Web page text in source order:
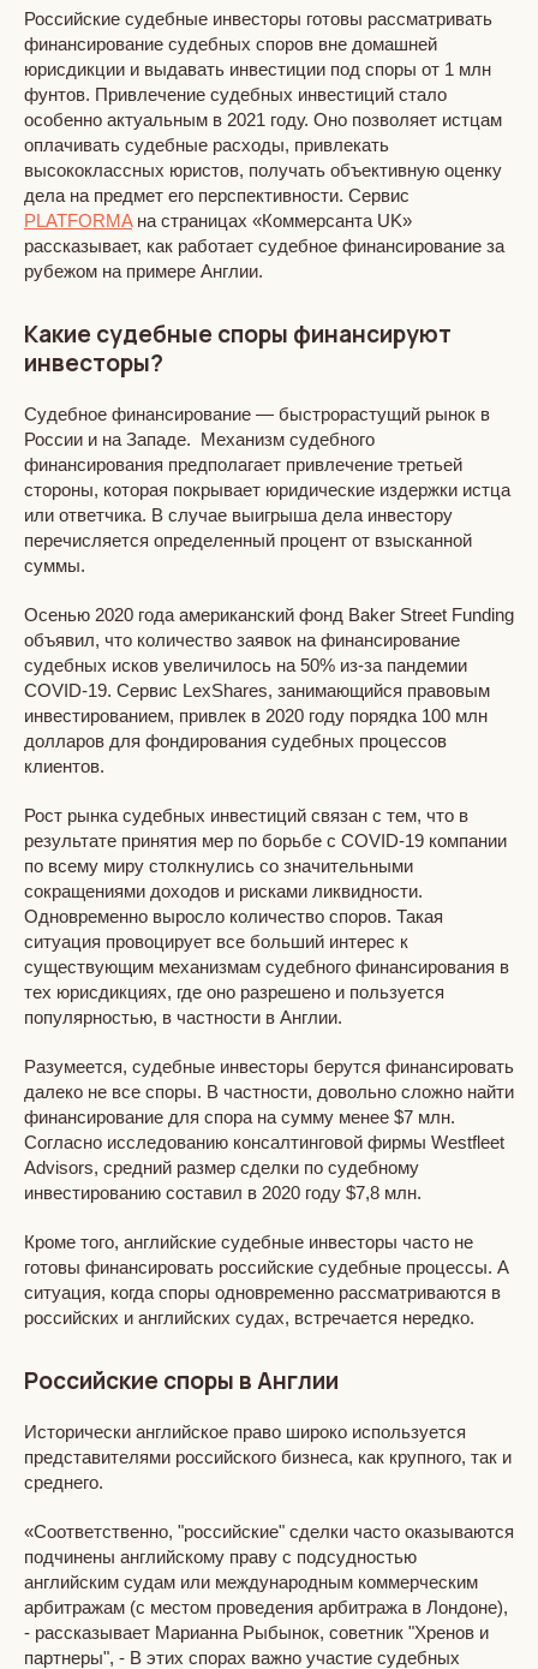
Российские судебные инвесторы готовы рассматривать
финансирование судебных споров вне домашней
юрисдикции и выдавать инвестиции под споры от 1 млн
фунтов. Привлечение судебных инвестиций стало
особенно актуальным в 2021 году. Оно позволяет истцам
оплачивать судебные расходы, привлекать
высококлассных юристов, получать объективную оценку
дела на предмет его перспективности. Сервис
PLATFORMAна страницах «Коммерсанта UK»
рассказывает, как работает судебное финансирование за
рубежом на примере Англии.
Какие судебные споры финансируют
инвесторы?
Судебное финансирование — быстрорастущий рынок в
России и на Западе. Механизм судебного
финансирования предполагает привлечение третьей
стороны, которая покрывает юридические издержки истца
или ответчика. В случае выигрыша дела инвестору
перечисляется определенный процент от взысканной
суммы.
Осенью 2020 года американский фонд Baker Street Funding
объявил, что количество заявок на финансирование
судебных исков увеличилось на 50% из-за пандемии
COVID-19. Сервис LexShares, занимающийся правовым
инвестированием, привлек в 2020 году порядка 100 млн
долларов для фондирования судебных процессов
клиентов.
Рост рынка судебных инвестиций связан с тем, что в
результате принятия мер по борьбе с COVID-19 компании
по всему миру столкнулись со значительными
сокращениями доходов и рисками ликвидности.
Одновременно выросло количество споров. Такая
ситуация провоцирует все больший интерес к
существующим механизмам судебного финансирования в
тех юрисдикциях, где оно разрешено и пользуется
популярностью, в частности в Англии.
Разумеется, судебные инвесторы берутся финансировать
далеко не все споры. В частности, довольно сложно найти
финансирование для спора на сумму менее $7 млн.
Согласно исследованию консалтинговой фирмы Westfleet
Advisors, средний размер сделки по судебному
инвестированию составил в 2020 году $7,8 млн.
Кроме того, английские судебные инвесторы часто не
готовы финансировать российские судебные процессы. А
ситуация, когда споры одновременно рассматриваются в
российских и английских судах, встречается нередко.
Российские споры в Англии
Исторически английское право широко используется
представителями российского бизнеса, как крупного, так и
среднего.
«Соответственно, "российские" сделки часто оказываются
подчинены английскому праву с подсудностью
английским судам или международным коммерческим
арбитражам (с местом проведения арбитража в Лондоне),
- рассказывает Марианна Рыбынок, советник "Хренов и
партнеры", - В этих спорах важно участие судебных